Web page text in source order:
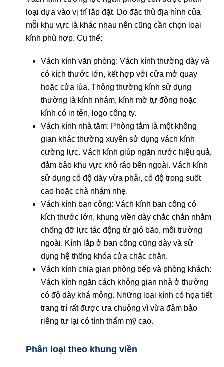
loại dựa vào vị trí lắp đặt. Do đặc thù địa hình của
mỗi khu vực là khác nhau nên cũng cần chọn loại
kính phù hợp. Cụ thể:
Vách kính văn phòng:Vách kính thường dày và
có kích thước lớn, kết hợp với cửa mở quay
hoặc cửa lùa. Thông thường kính sử dụng
thường là kính nhám, kính mờ tự động hoặc
kính có in tên, logo công ty.
Vách kính nhà tắm: Phòng tắm là một không
gian khác thường xuyên sử dụng vách kính
cường lực. Vách kính giúp ngăn nước hiệu quả,
đảm bảo khu vực khô ráo bên ngoài. Vách kính
sử dụng có độ dày vừa phải, có độ trong suốt
cao hoặc chà nhám nhẹ.
Vách kính ban công: Vách kính ban công có
kích thước lớn, khung viền dày chắc chắn nhằm
chống đỡ lực tác động từ gió bão, môi trường
ngoài. Kính lắp ở ban công cũng dày và sử
dụng hệ thống khóa cửa chắc chắn.
Vách kính chia gian phòng bếp và phòng khách:
Vách kính ngăn cách không gian nhà ở thường
có độ dày khá mỏng. Những loại kính có họa tiết
trang trí rất được ưa chuộng vì vừa đảm bảo
riêng tư lại có tính thẩm mỹ cao.
Phân loại theo khung viền